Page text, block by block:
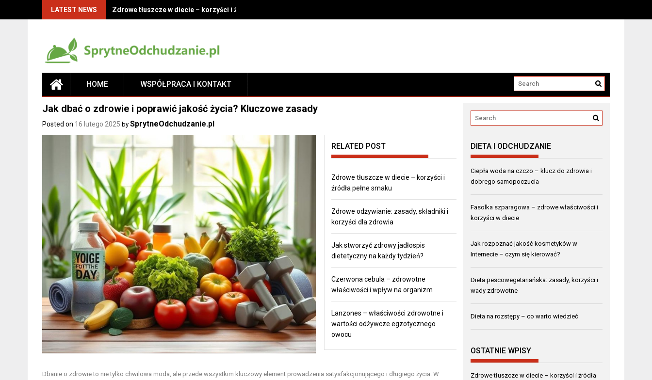
LATEST NEWS Zdrowe tłuszcze w diecie – korzyści i źródła pełne smaku
HOME WSPÓŁPRACA I KONTAKT
Jak dbać o zdrowie i poprawić jakość życia? Kluczowe zasady
Posted on 16 lutego 2025 by SprytneOdchudzanie.pl
RELATED POST
Zdrowe tłuszcze w diecie – korzyści i
źródła pełne smaku
Zdrowe odżywianie: zasady, składniki i
korzyści dla zdrowia
Jak stworzyć zdrowy jadłospis
dietetyczny na każdy tydzień?
Czerwona cebula – zdrowotne
właściwości i wpływ na organizm
Lanzones – właściwości zdrowotne i
wartości odżywcze egzotycznego
owocu
Dbanie o zdrowie to nie tylko chwilowa moda, ale przede wszystkim kluczowy element prowadzenia satysfakcjonującego i długiego życia. W
DIETA I ODCHUDZANIE
Ciepła woda na czczo – klucz do zdrowia i
dobrego samopoczucia
Fasolka szparagowa – zdrowe właściwości i
korzyści w diecie
Jak rozpoznać jakość kosmetyków w
Internecie – czym się kierować?
Dieta pescowegetariańska: zasady, korzyści i
wady zdrowotne
Dieta na rozstępy – co warto wiedzieć
OSTATNIE WPISY
Zdrowe tłuszcze w diecie – korzyści i źródła